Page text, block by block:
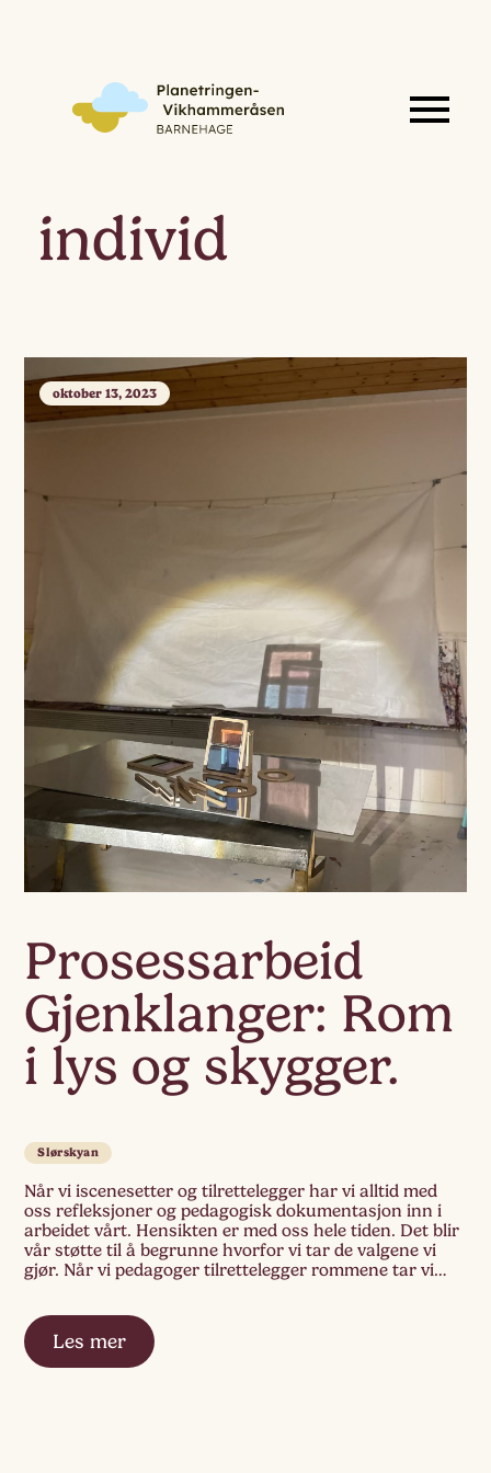
individ
Prosessarbeid
Gjenklanger: Rom
i lys og skygger.
oktober 13, 2023
Slørskyan
Når vi iscenesetter og tilrettelegger har vi alltid med
oss refleksjoner og pedagogisk dokumentasjon inn i
arbeidet vårt. Hensikten er med oss hele tiden. Det blir
vår støtte til å begrunne hvorfor vi tar de valgene vi
gjør. Når vi pedagoger tilrettelegger rommene tar vi
Les mer